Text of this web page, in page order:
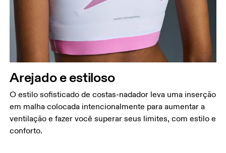
Arejado e estiloso
O estilo sofisticado de costas-nadador leva uma inserção
em malha colocada intencionalmente para aumentar a
ventilação e fazer você superar seus limites, com estilo e
conforto.